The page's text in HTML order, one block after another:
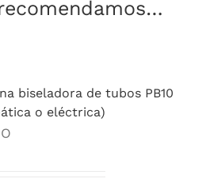
biseladora de tubos PB10
o eléctrica)